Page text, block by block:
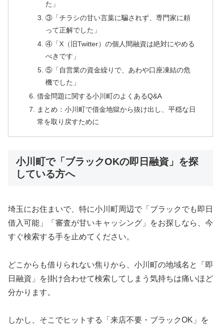
た」
③「チラシの甘い言葉に騙されず、専門家に頼
って正解でした」
④「X（旧Twitter）の個人間融資は絶対にやめる
べきです」
⑤「自営業の資金繰りで、あわや口座凍結の危
機でした」
借金問題に関する小川町のよくあるQ&A
まとめ：小川町で借金地獄から抜け出し、平穏な日
常を取り戻すために
小川町で「ブラックOKの即日融資」を探
している方へ
埼玉にお住まいで、特に小川町周辺で「ブラックでも即日
借入可能」「審査が甘いキャッシング」をお探しなら、今
すぐ検索する手を止めてください。
どこからも借りられない焦りから、小川町の地域名と「即
日融資」を掛け合わせて検索してしまう気持ちは痛いほど
分かります。
しかし、そこでヒットする「来店不要・ブラックOK」を